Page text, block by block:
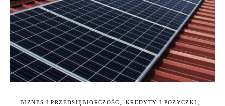
BIZNES I PRZEDSIĘBIORCZOŚĆ
KREDYTY I POŻYCZKI